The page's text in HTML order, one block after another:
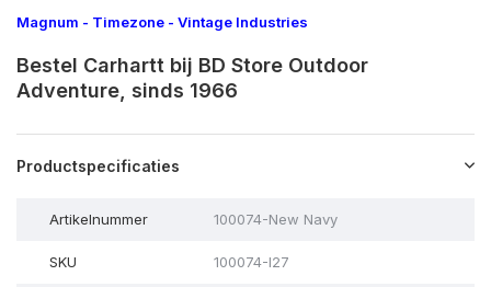
Magnum - Timezone - Vintage Industries
Bestel Carhartt bij BD Store Outdoor
Adventure, sinds 1966
Productspecificaties
Artikelnummer 100074-New Navy
SKU 100074-I27